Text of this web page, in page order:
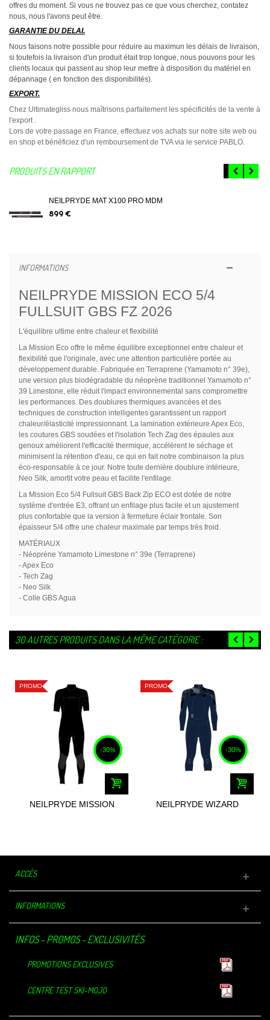
offres du moment. Si vous ne trouvez pas ce que vous cherchez, contatez
nous, nous l'avons peut être.
GARANTIE DU DELAI.
Nous faisons notre possible pour réduire au maximun les délais de livraison,
si toutefois la livraison d'un produit était trop longue, nous pouvons pour les
clients locaux qui passent au shop leur mettre à disposition du matériel en
dépannage ( en fonction des disponibilités).
EXPORT.
Chez Ultimategliss nous maîtrisons parfaitement les spécificités de la vente à
l'export .
Lors de votre passage en France, effectuez vos achats sur notre site web ou
en shop et bénéficiez d'un remboursement de TVA via le service PABLO.
PRODUITS EN RAPPORT
NEILPRYDE MAT X100 PRO MDM
899 €
INFORMATIONS
NEILPRYDE MISSION ECO 5/4
FULLSUIT GBS FZ 2026
L'équilibre ultime entre chaleur et flexibilité
La Mission Eco offre le même équilibre exceptionnel entre chaleur et
flexibilité que l'originale, avec une attention particulière portée au
développement durable. Fabriquée en Terraprene (Yamamoto n° 39e),
une version plus biodégradable du néoprène traditionnel Yamamoto n°
39 Limestone, elle réduit l'impact environnemental sans compromettre
les performances. Des doublures thermiques avancées et des
techniques de construction intelligentes garantissent un rapport
chaleur/élasticité impressionnant. La lamination extérieure Apex Eco,
les coutures GBS soudées et l'isolation Tech Zag des épaules aux
genoux améliorent l'efficacité thermique, accélèrent le séchage et
minimisent la rétention d'eau, ce qui en fait notre combinaison la plus
éco-responsable à ce jour. Notre toute dernière doublure intérieure,
Neo Silk, amortit votre peau et facilite l'enfilage.
La Mission Eco 5/4 Fullsuit GBS Back Zip ECO est dotée de notre
système d'entrée E3, offrant un enfilage plus facile et un ajustement
plus confortable que la version à fermeture éclair frontale. Son
épaisseur 5/4 offre une chaleur maximale par temps très froid.
MATÉRIAUX
- Néoprène Yamamoto Limestone n° 39e (Terraprene)
- Apex Eco
- Tech Zag
- Neo Silk
- Colle GBS Agua
30 AUTRES PRODUITS DANS LA MÊME CATÉGORIE :
PROMO
-30%
NEILPRYDE MISSION
PROMO
-30%
NEILPRYDE WIZARD
ACCÈS
INFORMATIONS
INFOS - PROMOS - EXCLUSIVITÉS
PROMOTIONS EXCLUSIVES
CENTRE TEST SKI-MOJO